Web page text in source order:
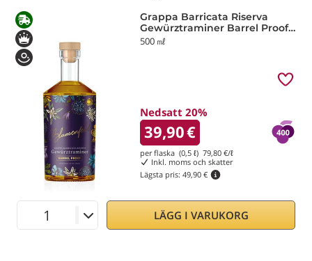
Lagringstiden för de två sista är längre än 12 respektive
18 månader i träfat. Grappa, lagrad på flaska, passar
utmärkt till kryddiga eller chokladdesserter, medan
aromatisk grappa passar bra ihop med frukt och
Grappa Barricata Riserva
Gewürztraminer Barrel Proof
Blumenfeld
500 ㎖
Nedsatt 20%
39,90€
per flaska (0,5 ℓ) 79,80€/ℓ
Inkl. moms och skatter
Lägsta pris: 49,90 €
LÄGG I VARUKORG